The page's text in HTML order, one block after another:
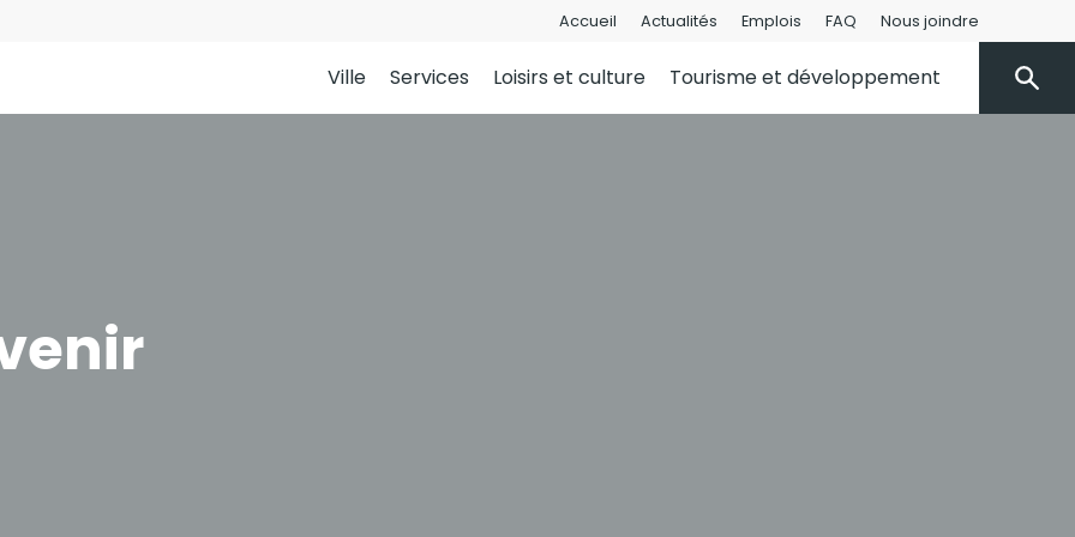
Accueil Actualités Emplois FAQ Nous joindre
Ville Services Loisirs et culture Tourisme et développement